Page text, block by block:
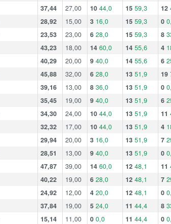
37,44 27,00 10 44,0 15 59,3 12
28,92 15,00 3 16,0 15 59,3 0
23,53 23,00 6 28,0 15 59,3 8
43,23 18,00 14 60,0 14 55,6 4
40,29 20,00 9 40,0 14 55,6 6
45,88 32,00 6 28,0 13 51,9 19
39,16 13,00 8 36,0 13 51,9 0
35,45 19,00 9 40,0 13 51,9 6
34,30 24,00 10 44,0 13 51,9 11
32,32 17,00 10 44,0 13 51,9 4
29,94 20,00 3 16,0 13 51,9 7
28,51 13,00 9 40,0 13 51,9 0
47,87 39,00 14 60,0 12 48,1 11
40,22 19,00 6 28,0 12 48,1 7
24,92 12,00 4 20,0 12 48,1 0
37,84 19,00 5 24,0 11 44,4 8
15,14 11,00 0 0,0 11 44,4 0